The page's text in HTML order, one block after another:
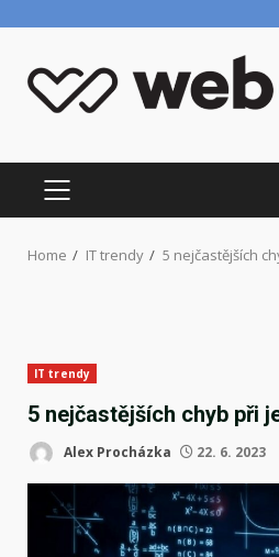
content
PRIMARY
MENU
Home IT trendy 5 nejčastějších
IT trendy
5 nejčastějších chyb při
Alex Procházka 22. 6. 2023